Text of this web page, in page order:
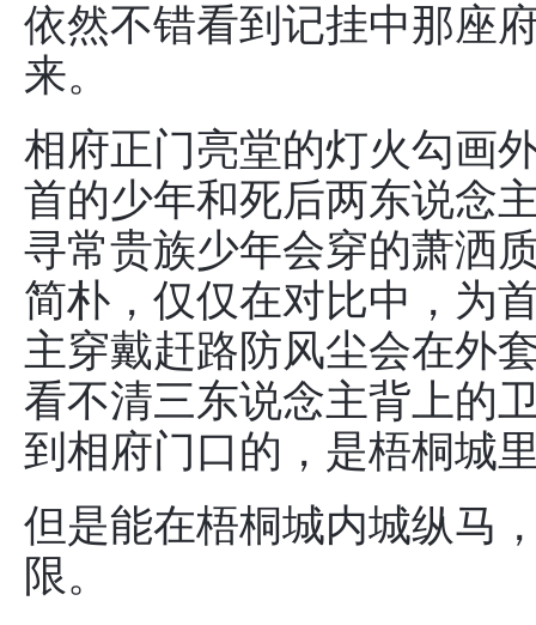
依然不错看到记挂中那座
来。
相府正门亮堂的灯火勾画
首的少年和死后两东说念
寻常贵族少年会穿的萧洒
简朴，仅仅在对比中，为
主穿戴赶路防风尘会在外
看不清三东说念主背上的
到相府门口的，是梧桐城
但是能在梧桐城内城纵马
限。